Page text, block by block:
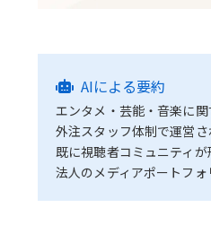
AIによる要約
エンタメ・芸能・音楽に関
外注スタッフ体制で運営
既に視聴者コミュニティ
法人のメディアポートフ